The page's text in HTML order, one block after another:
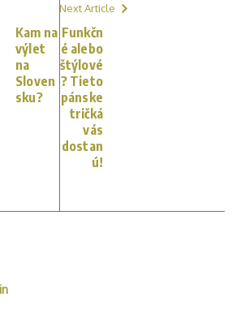
Kam na
výlet
na
Sloven
sku?
Next Article
Funkčn
é alebo
štýlové
? Tieto
pánske
tričká
vás
dostan
ú!